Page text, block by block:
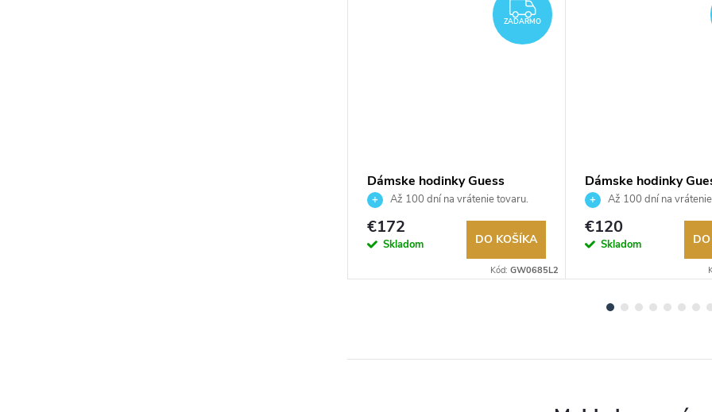
ZADARMO
ZADARMO
Dámske hodinky Guess
GW0685L2
Až 100 dní na vrátenie tovaru.
Autorizovaný predajca.
€172
Skladom DO KOŠÍKA
Kód: GW0685L2
Dámske hodinky
GW1021L2
Až 100 dní na
Autorizovaný predajca.
€120
Skladom